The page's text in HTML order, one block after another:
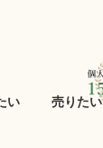
い 売りたい